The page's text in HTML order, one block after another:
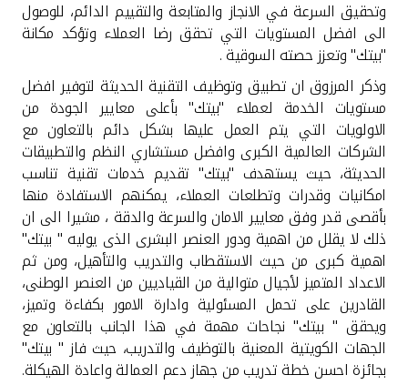
وتحقيق السرعة في الانجاز والمتابعة والتقييم الدائم، للوصول
الى افضل المستويات التي تحقق رضا العملاء وتؤكد مكانة
"بيتك" وتعزز حصته السوقية .
وذكر المرزوق ان تطبيق وتوظيف التقنية الحديثة لتوفير افضل
مستويات الخدمة لعملاء "بيتك" بأعلى معايير الجودة من
الاولويات التي يتم العمل عليها بشكل دائم بالتعاون مع
الشركات العالمية الكبرى وافضل مستشاري النظم والتطبيقات
الحديثة، حيث يستهدف "بيتك" تقديم خدمات تقنية تناسب
امكانيات وقدرات وتطلعات العملاء، يمكنهم الاستفادة منها
بأقصى قدر وفق معايير الامان والسرعة والدقة ، مشيرا الى ان
ذلك لا يقلل من اهمية ودور العنصر البشرى الذى يوليه " بيتك"
اهمية كبرى من حيث الاستقطاب والتدريب والتأهيل، ومن ثم
الاعداد المتميز لأجيال متوالية من القياديين من العنصر الوطنى،
القادرين على تحمل المسئولية وادارة الامور بكفاءة وتميز،
ويحقق " بيتك" نجاحات مهمة في هذا الجانب بالتعاون مع
الجهات الكويتية المعنية بالتوظيف والتدريب، حيث فاز " بيتك"
بجائزة احسن خطة تدريب من جهاز دعم العمالة واعادة الهيكلة.